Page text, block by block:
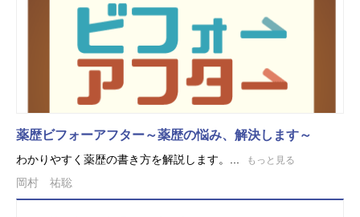
薬歴ビフォーアフター～薬歴の悩み、解決します～
わかりやすく薬歴の書き方を解説します。... もっと見る
岡村 祐聡